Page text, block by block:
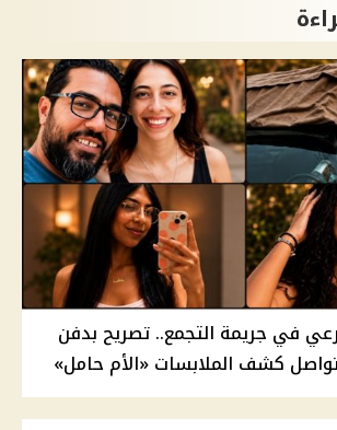
في جريمة التجمع.. تصريح بدفن
تواصل كشف الملابسات «الأم حامل»